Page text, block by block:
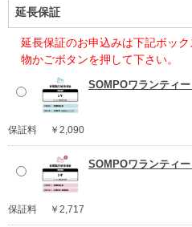
延長保証
延長保証のお申込みは下記ボッ
物かごボタンを押して下さい。
SOMPOワランティ
保証料 ￥2,090
SOMPOワランティ
保証料 ￥2,717